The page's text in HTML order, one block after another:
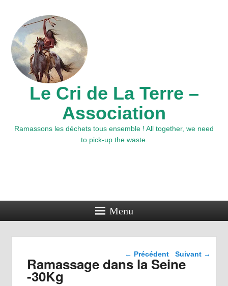
Le Cri de La Terre –
Association
Ramassons les déchets tous ensemble ! All together, we need
to pick-up the waste.
Menu
Navigation dans les
articles
← Précédent Suivant →
Ramassage dans la Seine
-30Kg